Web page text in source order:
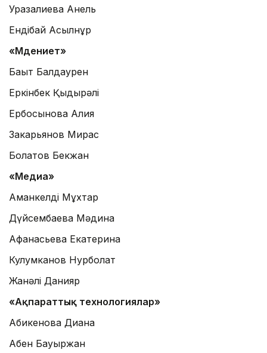
Уразалиева Анель
Ендібай Асылнұр
«Мәдениет»
Бақыт Балдаурен
Еркінбек Қыдырәлі
Ербосынова Алия
Закарьянов Мирас
Болатов Бекжан
«Медиа»
Аманкелді Мұхтар
Дүйсембаева Мәдина
Афанасьева Екатерина
Кулумканов Нурболат
Жанәлі Данияр
«Ақпараттық технологиялар»
Абикенова Диана
Абен Бауыржан